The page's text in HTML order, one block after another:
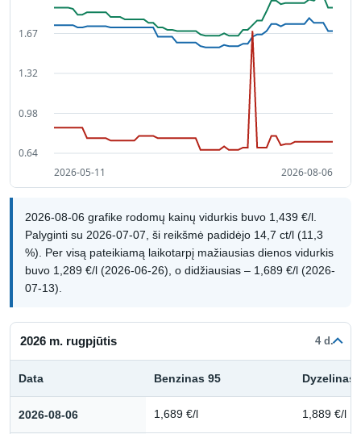
2026-08-06 grafike rodomų kainų vidurkis buvo 1,439 €/l.
Palyginti su 2026-07-07, ši reikšmė padidėjo 14,7 ct/l (11,3
%). Per visą pateikiamą laikotarpį mažiausias dienos vidurkis
buvo 1,289 €/l (2026-06-26), o didžiausias – 1,689 €/l (2026-
07-13).
2026 m. rugpjūtis 4 d.
Data Benzinas 95 Dyzelinas
2026-08-06 1,689 €/l 1,889 €/l